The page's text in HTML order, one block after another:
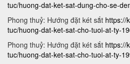
tuc/huong-dat-ket-sat-dung-cho-se-
Phong thuỷ: Hướng đặt két sắt https://
tuc/huong-dat-ket-sat-cho-tuoi-at-ty-
Phong thuỷ: Hướng đặt két sắt https://
tuc/huong-dat-ket-sat-cho-tuoi-at-ty-